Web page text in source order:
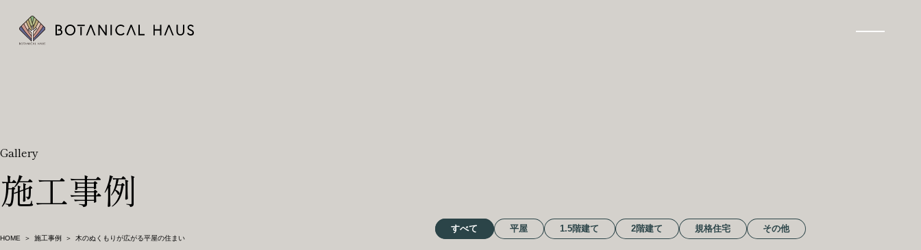
お知らせ
会社概要
Gallery
施工事例
HOME 施工事例 木のぬくもりが広がる平屋の住まい
すべて 平屋 1.5階建て 2階建て 規格住宅 その他